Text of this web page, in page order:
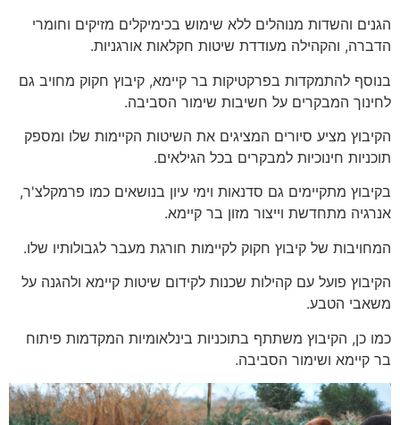
הגנים והשדות מנוהלים ללא שימוש בכימיקלים מזיקים וחומרי
הדברה, והקהילה מעודדת שיטות חקלאות אורגניות.
בנוסף להתמקדות בפרקטיקות בר קיימא, קיבוץ חקוק מחויב גם
לחינוך המבקרים על חשיבות שימור הסביבה.
הקיבוץ מציע סיורים המציגים את השיטות הקיימות שלו ומספק
תוכניות חינוכיות למבקרים בכל הגילאים.
בקיבוץ מתקיימים גם סדנאות וימי עיון בנושאים כמו פרמקלצ'ר,
אנרגיה מתחדשת וייצור מזון בר קיימא.
המחויבות של קיבוץ חקוק לקיימות חורגת מעבר לגבולותיו שלו.
הקיבוץ פועל עם קהילות שכנות לקידום שיטות קיימא ולהגנה על
משאבי הטבע.
כמו כן, הקיבוץ משתתף בתוכניות בינלאומיות המקדמות פיתוח
בר קיימא ושימור הסביבה.